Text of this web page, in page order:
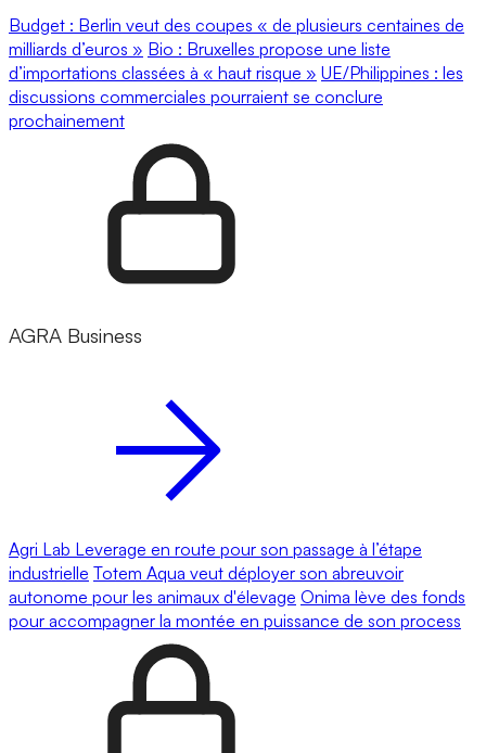
Budget : Berlin veut des coupes « de plusieurs centaines de
milliards d’euros » Bio : Bruxelles propose une liste
d’importations classées à « haut risque » UE/Philippines : les
discussions commerciales pourraient se conclure
prochainement
AGRA Business
Agri Lab Leverage en route pour son passage à l’étape
industrielle Totem Aqua veut déployer son abreuvoir
autonome pour les animaux d'élevage Onima lève des fonds
pour accompagner la montée en puissance de son process